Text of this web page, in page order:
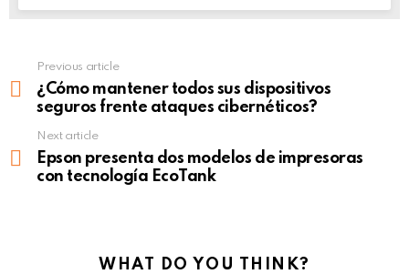
more
Previous article
¿Cómo mantener todos sus dispositivos
seguros frente ataques cibernéticos?
Next article
Epson presenta dos modelos de impresoras
con tecnología EcoTank
WHAT DO YOU THINK?